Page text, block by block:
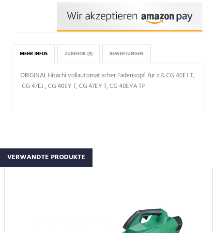
MEHR INFOS ZUBEHÖR(0) BEWERTUNGEN
ORIGINAL Hitachi vollautomatischer Fadenkopf für z.B. CG 40EJ T,
CG 47EJ , CG 40EY T, CG 47EY T, CG 40EYA TP
VERWANDTE PRODUKTE